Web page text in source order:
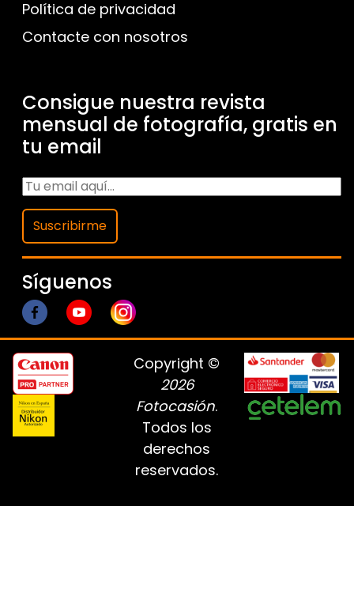
Política de privacidad
Contacte con nosotros
Consigue nuestra revista
mensual de fotografía, gratis en
tu email
Suscribirme
Síguenos
Copyright ©
2026
Fotocasión.
Todos los
derechos
reservados.